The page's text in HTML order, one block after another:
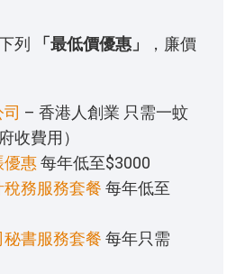
列
「最低價優惠」
，廉價
– 香港人創業 只需一蚊
收費用）
優惠每年低至$3000
務服務套餐 每年低至
書服務套餐 每年只需